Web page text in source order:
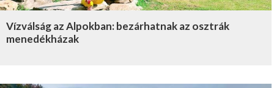
Vízválság az Alpokban: bezárhatnak az osztrák
menedékházak